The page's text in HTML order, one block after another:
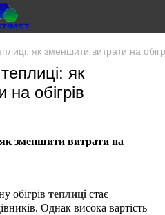
як зменшити витрати на
як
обігрів
зменшити витрати на
обігрів теплиці стає
Однак висока вартість